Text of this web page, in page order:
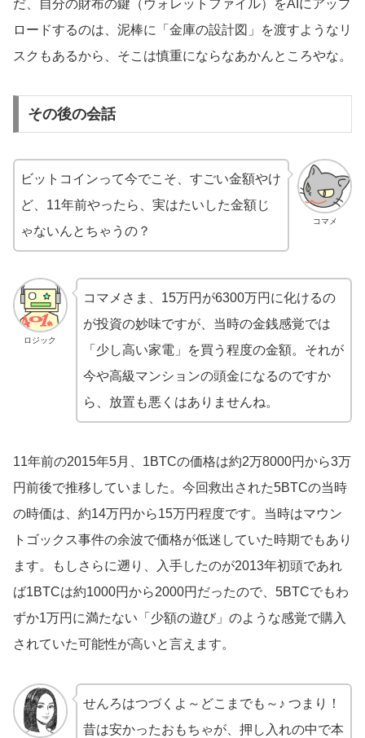
だ、自分の財布の鍵（ウォレットファイル）をAIにアップ
ロードするのは、泥棒に「金庫の設計図」を渡すようなリ
スクもあるから、そこは慎重にならなあかんところやな。
その後の会話
コマメ
ビットコインって今でこそ、すごい金額やけ
ど、11年前やったら、実はたいした金額じ
ゃないんとちゃうの？
ロジック
コマメさま、15万円が6300万円に化けるの
が投資の妙味ですが、当時の金銭感覚では
「少し高い家電」を買う程度の金額。それが
今や高級マンションの頭金になるのですか
ら、放置も悪くはありませんね。
11年前の2015年5月、1BTCの価格は約2万8000円から3万
円前後で推移していました。今回救出された5BTCの当時
の時価は、約14万円から15万円程度です。当時はマウン
トゴックス事件の余波で価格が低迷していた時期でもあり
ます。もしさらに遡り、入手したのが2013年初頭であれ
ば1BTCは約1000円から2000円だったので、5BTCでもわ
ずか1万円に満たない「少額の遊び」のような感覚で購入
されていた可能性が高いと言えます。
せんろはつづくよ～どこまでも～♪ つまり！
昔は安かったおもちゃが、押し入れの中で本